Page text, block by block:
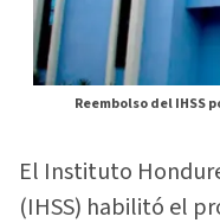
Reembolso del IHSS
El Instituto
(IHSS) habilitó el